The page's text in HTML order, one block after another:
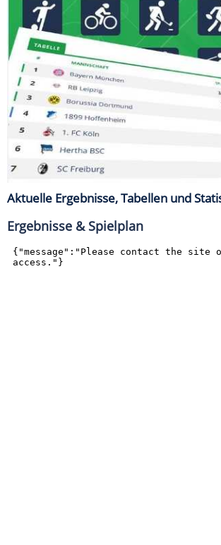
Aktuelle Ergebnisse, Tabellen und
Ergebnisse & Spielplan